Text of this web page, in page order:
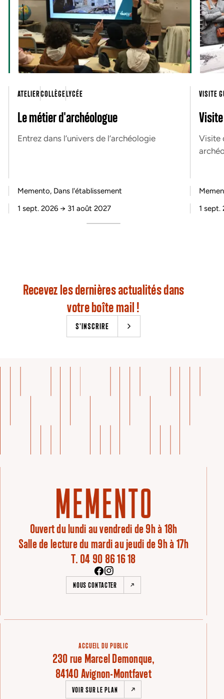
ATELIERCOLLÈGELYCÉE
Le métier d'archéologue
Entrez dans l’univers de l’archéologie
Memento, Dans l'établissement
1 sept. 2026→ 31 août 2027
VISITE
Visite
1 sept.
Recevez les dernières actualités dans
votre boîte mail !
S'INSCRIRE
Ouvert du lundi au vendredi de 9h à 18h
Salle de lecture du mardi au jeudi de 9h à 17h
T. 04 90 86 16 18
NOUS CONTACTER
ACCUEIL DU PUBLIC
230 rue Marcel Demonque,
84140 Avignon-Montfavet
VOIR SUR LE PLAN